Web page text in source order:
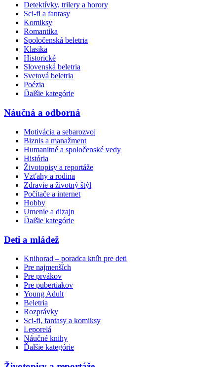
Detektívky, trilery a horory
Sci-fi a fantasy
Komiksy
Romantika
Spoločenská beletria
Klasika
Historické
Slovenská beletria
Svetová beletria
Poézia
Ďalšie kategórie
Náučná a odborná
Motivácia a sebarozvoj
Biznis a manažment
Humanitné a spoločenské vedy
História
Životopisy a reportáže
Vzťahy a rodina
Zdravie a životný štýl
Počítače a internet
Hobby
Umenie a dizajn
Ďalšie kategórie
Deti a mládež
Knihorad – poradca kníh pre deti
Pre najmenších
Pre prvákov
Pre pubertiakov
Young Adult
Beletria
Rozprávky
Sci-fi, fantasy a komiksy
Leporelá
Náučné knihy
Ďalšie kategórie